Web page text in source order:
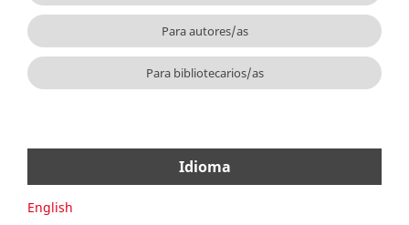
Para autores/as
Para bibliotecarios/as
Idioma
English